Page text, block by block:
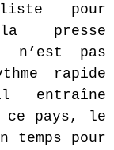
pour
presse
n’est pas
rapide
entraîne
ce pays, le
temps pour